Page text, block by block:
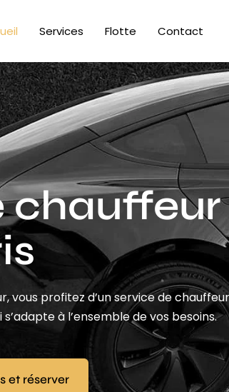
Services Flotte Contact
vous profitez d’un service de
à l’ensemble de vos besoins.
et réserver